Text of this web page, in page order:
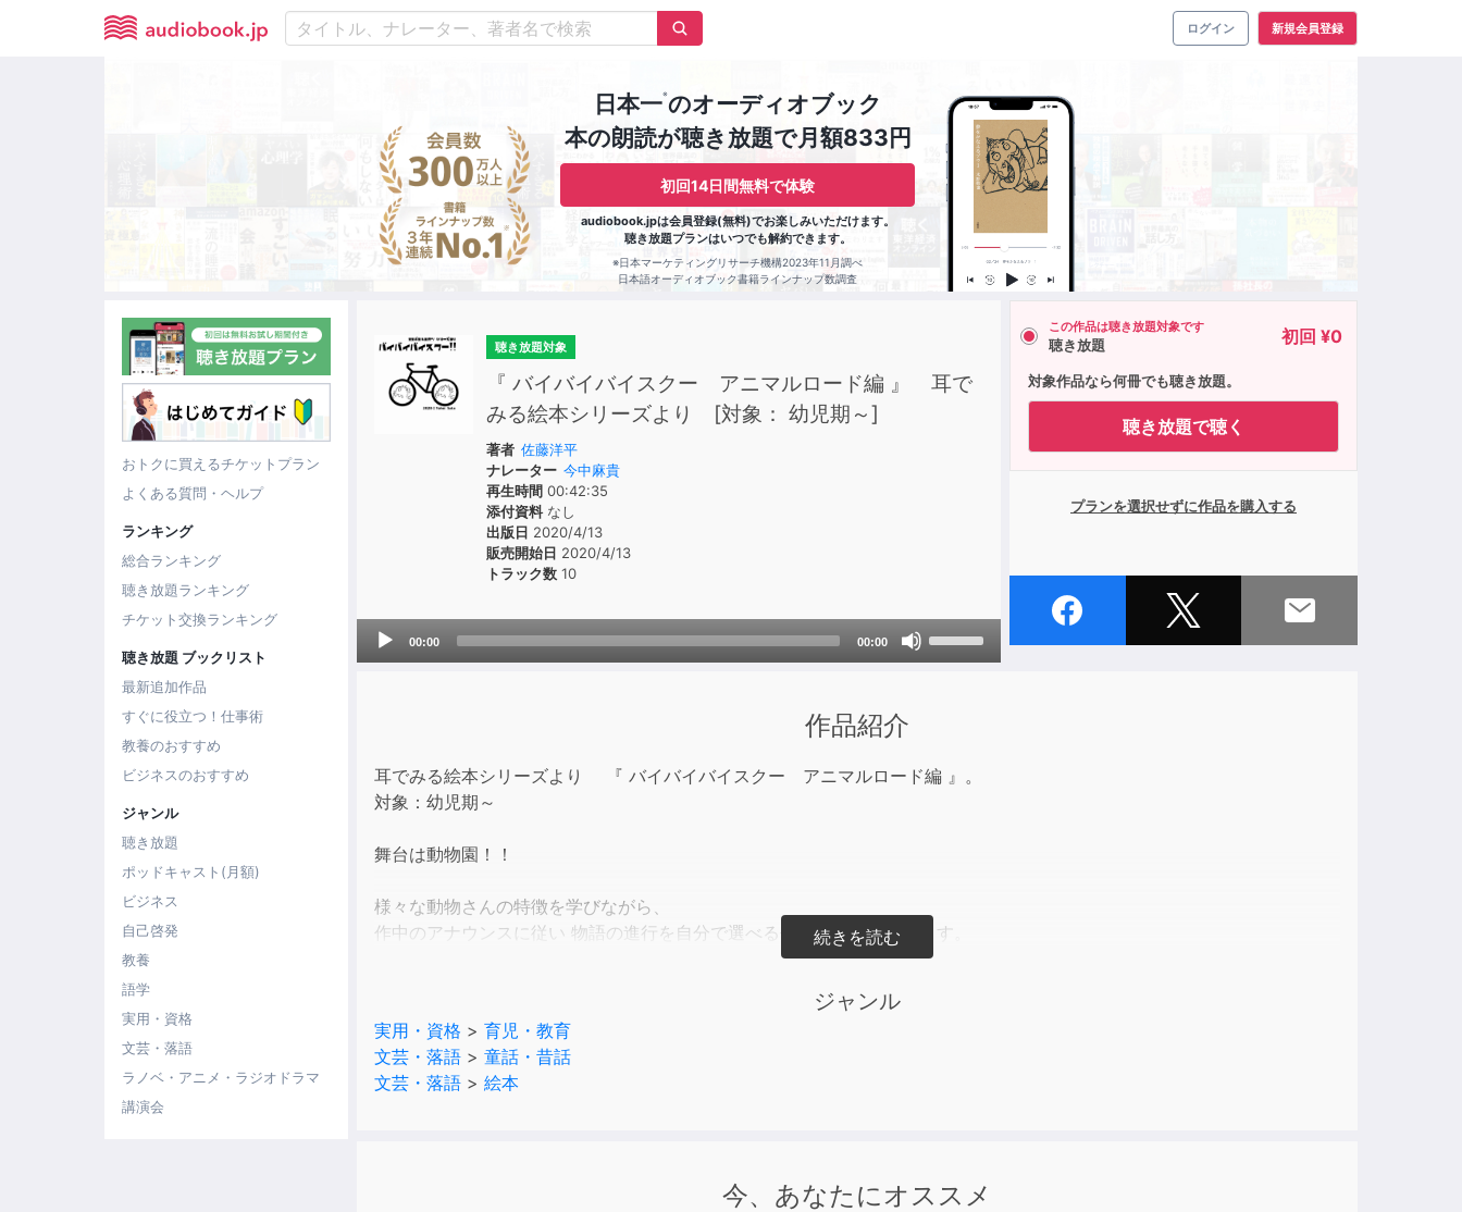
ログイン 新規会員登録
日本一※のオーディオブック
本の朗読が聴き放題で月額833円
初回14日間無料で体験
audiobook.jpは会員登録(無料)でお楽しみいただけます。
聴き放題プランはいつでも解約できます。
※日本マーケティングリサーチ機構2023年11月調べ
日本語オーディオブック書籍ラインナップ数調査
おトクに買えるチケットプラン
よくある質問・ヘルプ
ランキング
総合ランキング
聴き放題ランキング
チケット交換ランキング
聴き放題 ブックリスト
最新追加作品
すぐに役立つ！仕事術
教養のおすすめ
ビジネスのおすすめ
ジャンル
聴き放題
ポッドキャスト(月額)
ビジネス
自己啓発
教養
語学
実用・資格
文芸・落語
ラノベ・アニメ・ラジオドラマ
講演会
聴き放題対象
『 バイバイバイスクー アニマルロード編 』 耳で
みる絵本シリーズより [対象： 幼児期～]
著者 佐藤洋平
ナレーター 今中麻貴
再生時間00:42:35
添付資料なし
出版日 2020/4/13
販売開始日 2020/4/13
トラック数10
Audio
00:00 00:00
or
この作品は聴き放題対象です
聴き放題 初回 ¥0
対象作品なら何冊でも聴き放題。
聴き放題で聴く
プランを選択せずに作品を購入する
作品紹介
耳でみる絵本シリーズより 『 バイバイバイスクー アニマルロード編 』。
対象：幼児期～
舞台は動物園！！
様々な動物さんの特徴を学びながら、
作中のアナウンスに従い 物語の進行を自分で選べる作品となっております。
10のチャプターで構成されており、選択可能な物語の進行は全部で8パターン！！
何度も楽しみながら学習できる作品です。
ジャンル
実用・資格 > 育児・教育
文芸・落語 > 童話・昔話
文芸・落語 > 絵本
今、あなたにオススメ